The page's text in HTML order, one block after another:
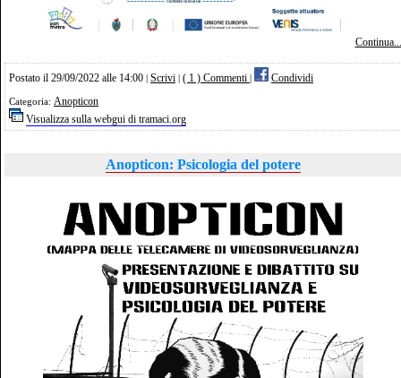
Continua...
Postato il 29/09/2022 alle 14:00 Scrivi ( 1 ) Commenti Condividi
Categoria: Anopticon
Visualizza sulla webgui di tramaci.org
Anopticon: Psicologia del potere